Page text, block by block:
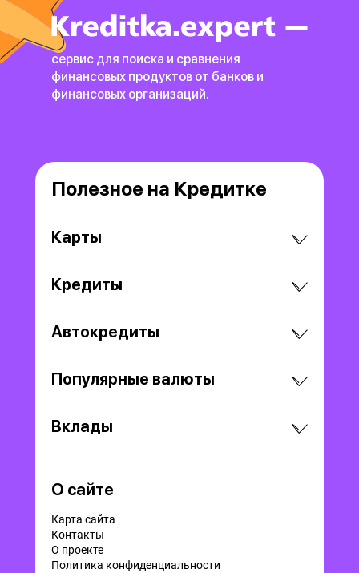
сервис для поиска и сравнения
финансовых продуктов от банков и
финансовых организаций.
Полезное на Кредитке
Карты
Кредиты
Автокредиты
Популярные валюты
Вклады
О сайте
Карта сайта
Контакты
О проекте
Политика конфиденциальности